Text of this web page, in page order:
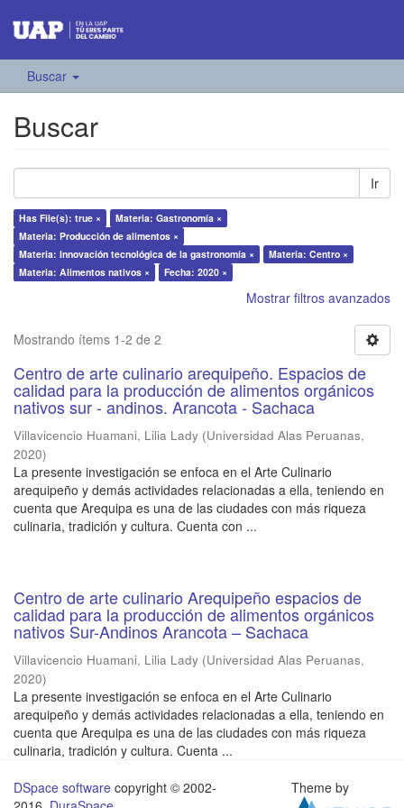
Buscar
Buscar
Ir
Has File(s): true ×
Materia: Gastronomía ×
Materia: Producción de alimentos ×
Materia: Innovación tecnológica de la gastronomía ×
Materia: Centro ×
Materia: Alimentos nativos ×
Fecha: 2020 ×
Mostrar filtros avanzados
Mostrando ítems 1-2 de 2
Centro de arte culinario arequipeño. Espacios de
calidad para la producción de alimentos orgánicos
nativos sur - andinos. Arancota - Sachaca
Villavicencio Huamani, Lilia Lady (Universidad Alas Peruanas,
2020)
La presente investigación se enfoca en el Arte Culinario
arequipeño y demás actividades relacionadas a ella, teniendo en
cuenta que Arequipa es una de las ciudades con más riqueza
culinaria, tradición y cultura. Cuenta con ...
Centro de arte culinario Arequipeño espacios de
calidad para la producción de alimentos orgánicos
nativos Sur-Andinos Arancota – Sachaca
Villavicencio Huamani, Lilia Lady (Universidad Alas Peruanas,
2020)
La presente investigación se enfoca en el Arte Culinario
arequipeño y demás actividades relacionadas a ella, teniendo en
cuenta que Arequipa es una de las ciudades con más riqueza
culinaria, tradición y cultura. Cuenta ...
DSpace software copyright © 2002-
Theme by